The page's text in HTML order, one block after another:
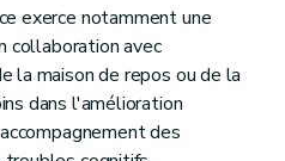
exerce notamment une
collaboration avec
la maison de repos ou de la
dans l'amélioration
des